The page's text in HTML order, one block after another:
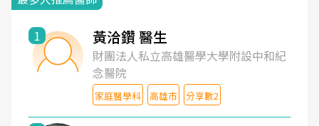
1 黃洽鑽 醫生
財團法人私立高雄醫學大學附設中和紀
念醫院
家庭醫學科 高雄市 分享數2